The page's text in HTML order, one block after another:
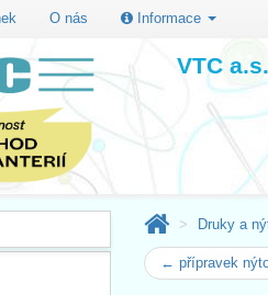
O nás Informace
VTC
Druky a
← přípravek